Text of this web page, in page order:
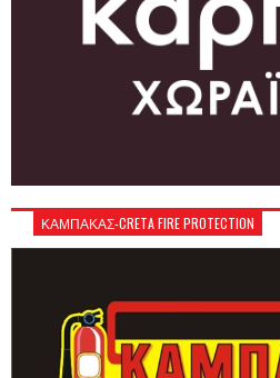
ΚΑΜΠΑΚΑΣ-CRETA FIRE PROTECTION